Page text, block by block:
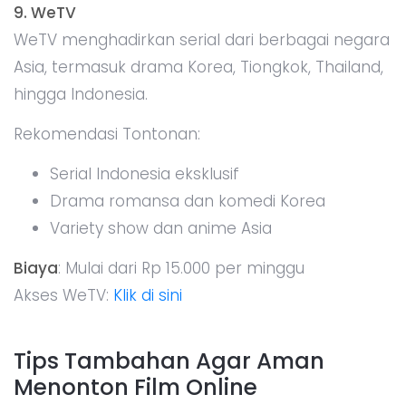
9. WeTV
WeTV menghadirkan serial dari berbagai negara
Asia, termasuk drama Korea, Tiongkok, Thailand,
hingga Indonesia.
Rekomendasi Tontonan:
Serial Indonesia eksklusif
Drama romansa dan komedi Korea
Variety show dan anime Asia
Biaya: Mulai dari Rp 15.000 per minggu
Akses WeTV: Klik di sini
Tips Tambahan Agar Aman
Menonton Film Online